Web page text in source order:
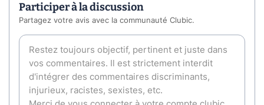
Participer à la discussion
Partagez votre avis avec la communauté Clubic.